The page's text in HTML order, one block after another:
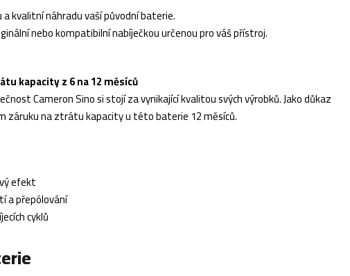
kvalitní náhradu vaší původní baterie.
nebo kompatibilní nabíječkou určenou pro váš přístroj.
kapacity z 6 na 12 měsíců
Cameron Sino si stojí za vynikající kvalitou svých výrobků. Jako důkaz
záruku na ztrátu kapacity u této baterie 12 měsíců.
efekt
a přepólování
cyklů